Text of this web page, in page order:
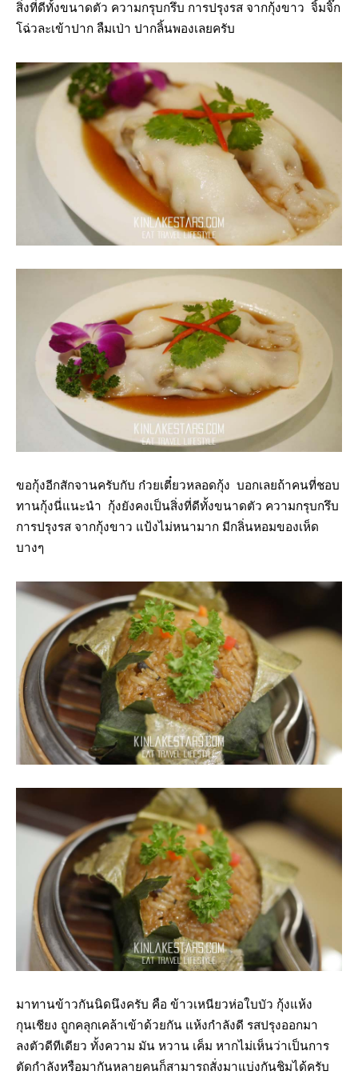
สิ่งที่ดีทั้งขนาดตัว ความกรุบกรึบ การปรุงรส จากกุ้งขาว จิ้มจิ๊ก
โฉ่วละเข้าปาก ลืมเป่า ปากลิ้นพองเลยครับ
ขอกุ้งอีกสักจานครับกับ ก๋วยเตี๋ยวหลอดกุ้ง บอกเลยถ้าคนที่ชอบ
ทานกุ้งนี่แนะนำ กุ้งยังคงเป็นสิ่งที่ดีทั้งขนาดตัว ความกรุบกรึบ
การปรุงรส จากกุ้งขาว แป้งไม่หนามาก มีกลิ่นหอมของเห็ด
บางๆ
มาทานข้าวกันนิดนึงครับ คือ ข้าวเหนียวห่อใบบัว กุ้งแห้ง
กุนเชียง ถูกคลุกเคล้าเข้าด้วยกัน แห้งกำลังดี รสปรุงออกมา
ลงตัวดีทีเดียว ทั้งความ มัน หวาน เค็ม หากไม่เห็นว่าเป็นการ
ตัดกำลังหรือมากันหลายคนก็สามารถสั่งมาแบ่งกันชิมได้ครับ